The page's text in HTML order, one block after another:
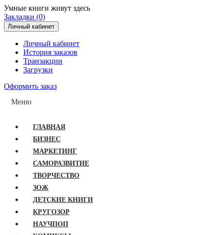
Умные книги живут здесь
Закладки (0)
Личный кабинет
Личный кабинет
История заказов
Транзакции
Загрузки
Оформить заказ
Меню
ГЛАВНАЯ
БИЗНЕС
МАРКЕТИНГ
САМОРАЗВИТИЕ
ТВОРЧЕСТВО
ЗОЖ
ДЕТСКИЕ КНИГИ
КРУГОЗОР
НАУЧПОП